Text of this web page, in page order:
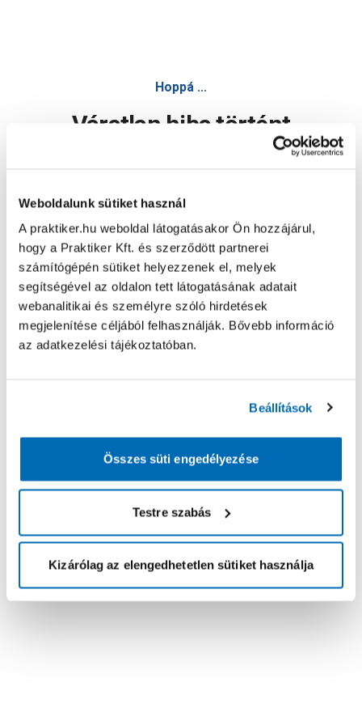
Weboldalunk sütiket használ
A praktiker.hu weboldal látogatásakor Ön hozzájárul,
hogy a Praktiker Kft. és szerződött partnerei
számítógépén sütiket helyezzenek el, melyek
segítségével az oldalon tett látogatásának adatait
webanalitikai és személyre szóló hirdetések
megjelenítése céljából felhasználják. Bővebb információ
az adatkezelési tájékoztatóban.
Beállítások
Összes süti engedélyezése
Testre szabás
Kizárólag az elengedhetetlen sütiket használja
Hoppá ...
Váratlan hiba történt
Oldal újratöltése